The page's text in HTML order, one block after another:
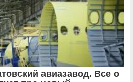
авиазавод. Все о